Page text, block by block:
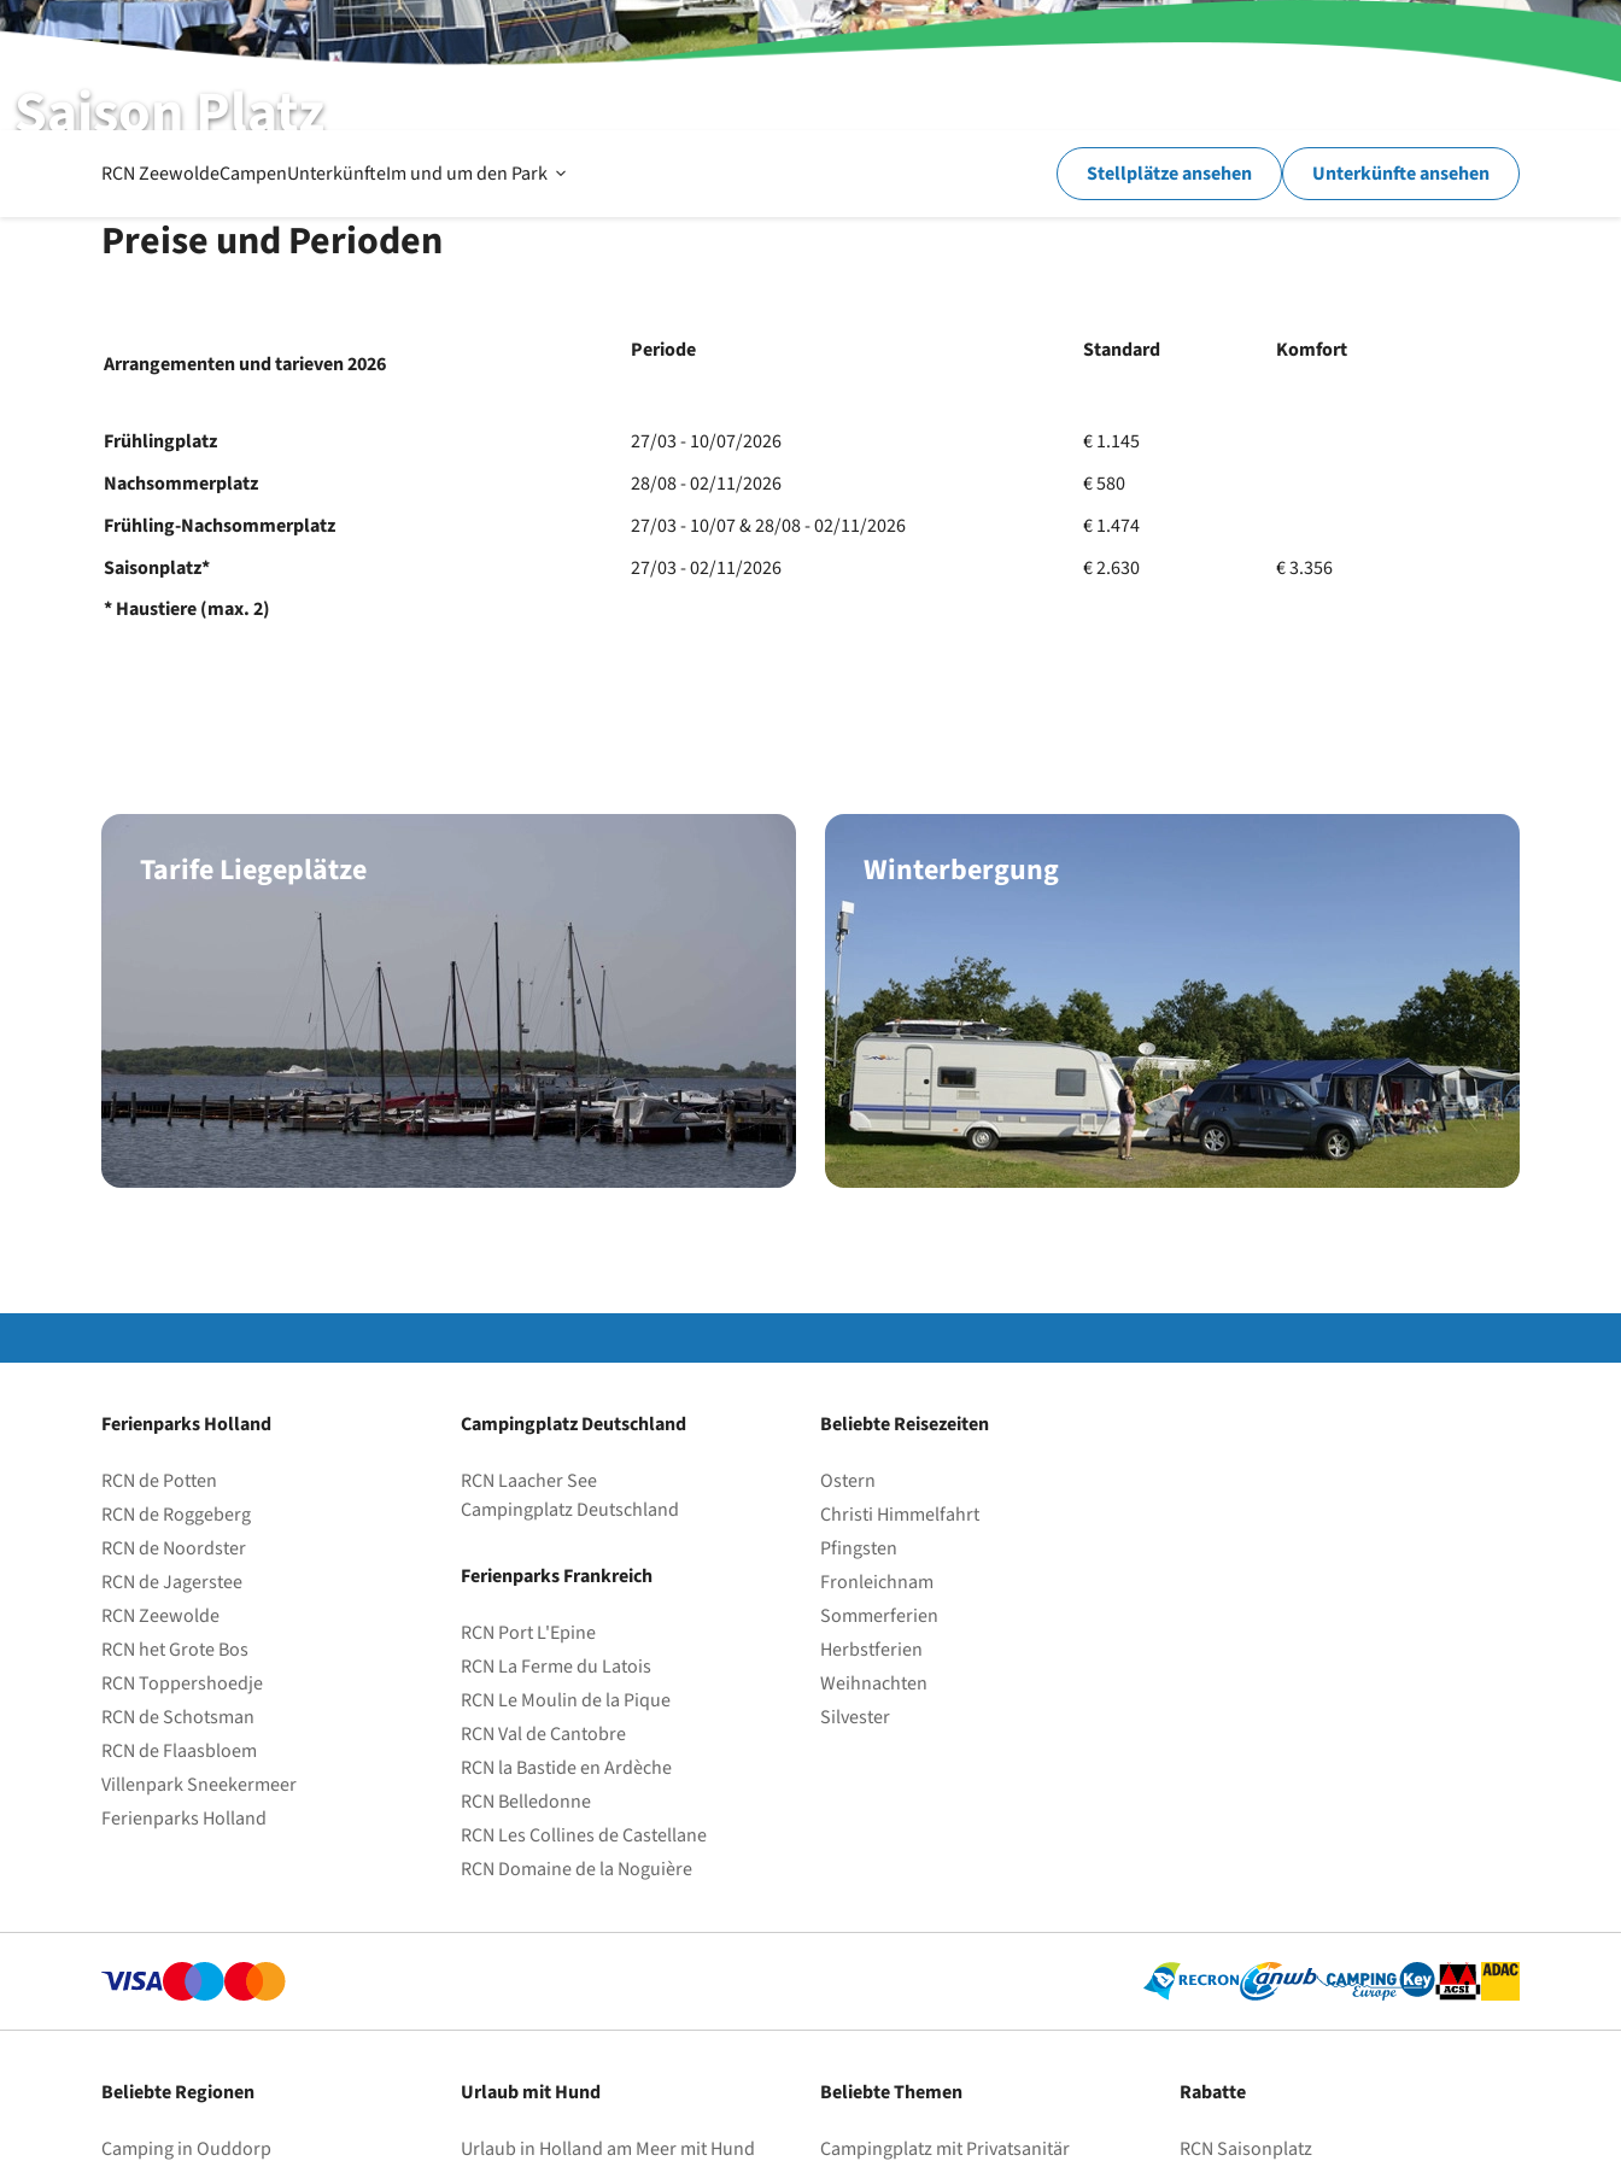
Saison Platz
RCN ZeewoldeRCN ZeewoldeCampenUnterkünfteIm und um den Park Offen Stellplätze ansehen Unterkünfte ansehen
Preise und Perioden
Arrangementen und tarieven 2026
Periode Standard Komfort
Frühlingplatz 27/03 - 10/07/2026
€ 1.145
Nachsommerplatz
28/08 - 02/11/2026
€ 580
Frühling-Nachsommerplatz
27/03 - 10/07 & 28/08 - 02/11/2026
€ 1.474
Saisonplatz*
27/03 - 02/11/2026 € 2.630
€ 3.356
*Haustiere (max. 2)
Tarife Liegeplätze Winterbergung
Ferienparks Holland
RCN de Potten
RCN de Roggeberg
RCN de Noordster
RCN de Jagerstee
RCN Zeewolde
RCN het Grote Bos
RCN Toppershoedje
RCN de Schotsman
RCN de Flaasbloem
Villenpark Sneekermeer
Ferienparks Holland
Campingplatz Deutschland
RCN Laacher See
Campingplatz Deutschland
Ferienparks Frankreich
RCN Port L'Epine
RCN La Ferme du Latois
RCN Le Moulin de la Pique
RCN Val de Cantobre
RCN la Bastide en Ardèche
RCN Belledonne
RCN Les Collines de Castellane
RCN Domaine de la Noguière
Beliebte Reisezeiten
Ostern
Christi Himmelfahrt
Pfingsten
Fronleichnam
Sommerferien
Herbstferien
Weihnachten
Silvester
Beliebte Regionen
Camping in Ouddorp
Urlaub mit Hund
Urlaub in Holland am Meer mit Hund
Beliebte Themen
Campingplatz mit Privatsanitär
Rabatte
RCN Saisonplatz